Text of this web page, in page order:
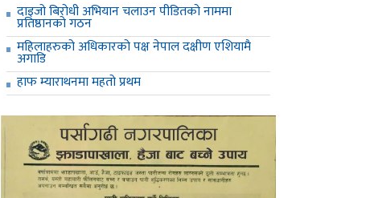
दाइजो बिरोधी अभियान चलाउन पीडितको नाममा
प्रतिष्ठानको गठन
महिलाहरुको अधिकारको पक्ष नेपाल दक्षीण एशियामै
अगाडि
हाफ म्याराथनमा महतो प्रथम